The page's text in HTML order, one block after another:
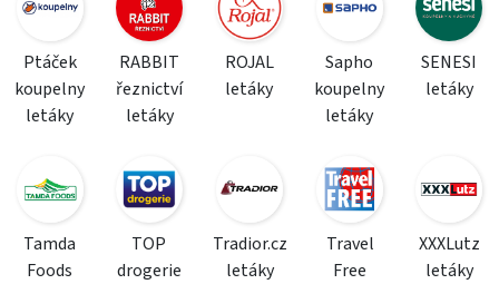
Ptáček
koupelny
letáky
RABBIT
řeznictví
letáky
ROJAL
letáky
Sapho
koupelny
letáky
SENESI
letáky
Tamda
Foods
TOP
drogerie
Tradior.cz
letáky
Travel
Free
XXXLutz
letáky